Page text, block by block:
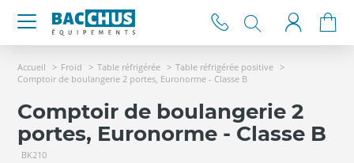
Accueil Froid Table réfrigérée
Table réfrigérée positive
Comptoir de boulangerie 2 portes, Euronorme - Classe B
Comptoir de boulangerie 2
portes, Euronorme - Classe B
BK210